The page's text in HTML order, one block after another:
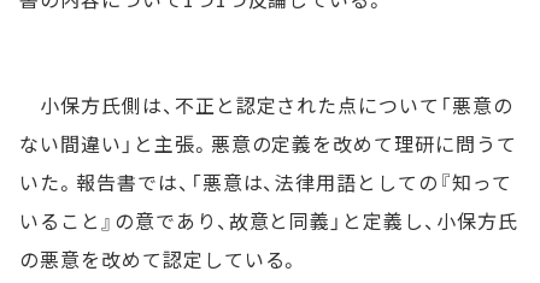
小保方氏側は、不正と認定された点について「悪意の
ない間違い」と主張。悪意の定義を改めて理研に問うて
いた。報告書では、「悪意は、法律用語としての『知って
いること』の意であり、故意と同義」と定義し、小保方氏
の悪意を改めて認定している。